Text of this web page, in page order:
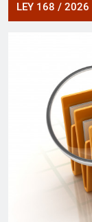
LEY 168 / 2026